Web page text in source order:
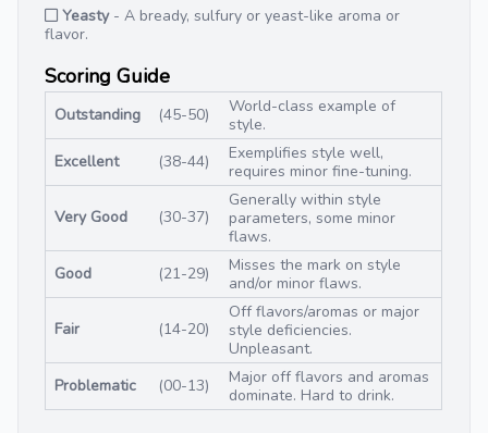
Yeasty- A bready, sulfury or yeast-like aroma or
flavor.
Scoring Guide
Outstanding (45-50)
World-class example of
style.
Excellent
(38-44)
Exemplifies style well,
requires minor fine-tuning.
Very Good (30-37)
Generally within style
parameters, some minor
flaws.
Good
(21-29)
Misses the mark on style
and/or minor flaws.
Fair (14-20)
Off flavors/aromas or major
style deficiencies.
Unpleasant.
Problematic
(00-13)
Major off flavors and aromas
dominate. Hard to drink.